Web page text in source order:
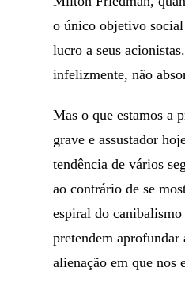
o único objetivo social
lucro a seus
infelizmente, não
Mas o que estamos a
grave e assustador
tendência de vários
ao contrário de se
espiral do
pretendem aprofundar
alienação em que nos